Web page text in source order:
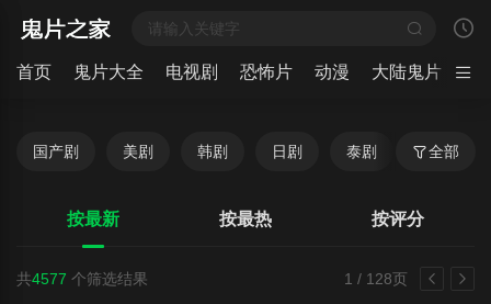
首页 鬼片大全 电视剧 恐怖片 动漫 大陆鬼片 日
全部
国产剧 美剧 韩剧 日剧 泰剧 港台剧
按最新 按最热 按评分
1 / 128页
共4577 个筛选结果